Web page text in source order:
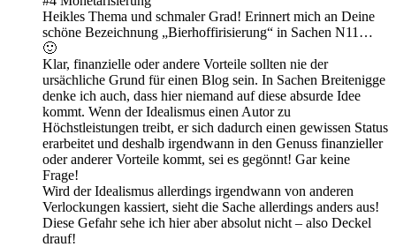
Heikles Thema und schmaler Grad! Erinnert mich an Deine
schöne Bezeichnung „Bierhoffirisierung“ in Sachen N11…
🙂
Klar, finanzielle oder andere Vorteile sollten nie der
ursächliche Grund für einen Blog sein. In Sachen Breitenigge
denke ich auch, dass hier niemand auf diese absurde Idee
kommt. Wenn der Idealismus einen Autor zu
Höchstleistungen treibt, er sich dadurch einen gewissen Status
erarbeitet und deshalb irgendwann in den Genuss finanzieller
oder anderer Vorteile kommt, sei es gegönnt! Gar keine
Frage!
Wird der Idealismus allerdings irgendwann von anderen
Verlockungen kassiert, sieht die Sache allerdings anders aus!
Diese Gefahr sehe ich hier aber absolut nicht – also Deckel
drauf!